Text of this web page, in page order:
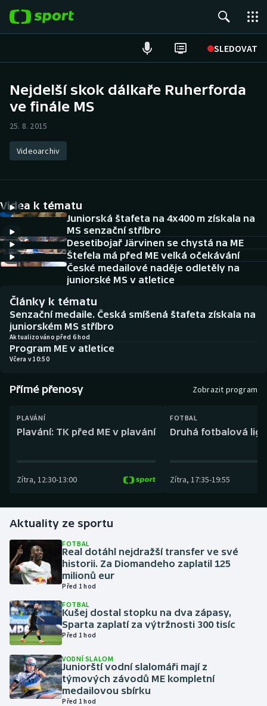
SLEDOVAT
Hokej
Atletika
DALŠÍ SPORTY
Americký fotbal
Baseball a softbal
Basketbal
Biatlon
Boby a skeleton
Box
Curling
Florbal
Futsal
Gymnastika
Jezdectví
Judo
Krasobruslení
NEPŘEHLÉDNĚTE
Historické návraty
Aplikace ČT sport
AZ kvíz
Nejdelší skok dálkaře Ruherforda
ve finále MS
25. 8. 2015
Videoarchiv
Videa k tématu
Juniorská štafeta na 4x400 m získala na
MS senzační stříbro
Desetibojař Järvinen se chystá na ME
Štefela má před ME velká očekávání
České medailové naděje odletěly na
juniorské MS v atletice
Články k tématu
Senzační medaile. Česká smíšená štafeta získala na
juniorském MS stříbro
Aktualizováno před 6 hod
Program ME v atletice
Včera v 10:50
Přímé přenosy Zobrazit program
PLAVÁNÍ
Plavání: TK před ME v plavání
Zítra, 12:30-13:00
FOTBAL
Druhá fotbalová
Zítra, 17:35-19:55
Aktuality ze sportu
FOTBAL
Real dotáhl nejdražší transfer ve své
historii. Za Diomandeho zaplatil 125
milionů eur
Před 1 hod
FOTBAL
Kušej dostal stopku na dva zápasy,
Sparta zaplatí za výtržnosti 300 tisíc
Před 1 hod
VODNÍ SLALOM
Juniorští vodní slalomáři mají z
týmových závodů ME kompletní
medailovou sbírku
Před 1 hod